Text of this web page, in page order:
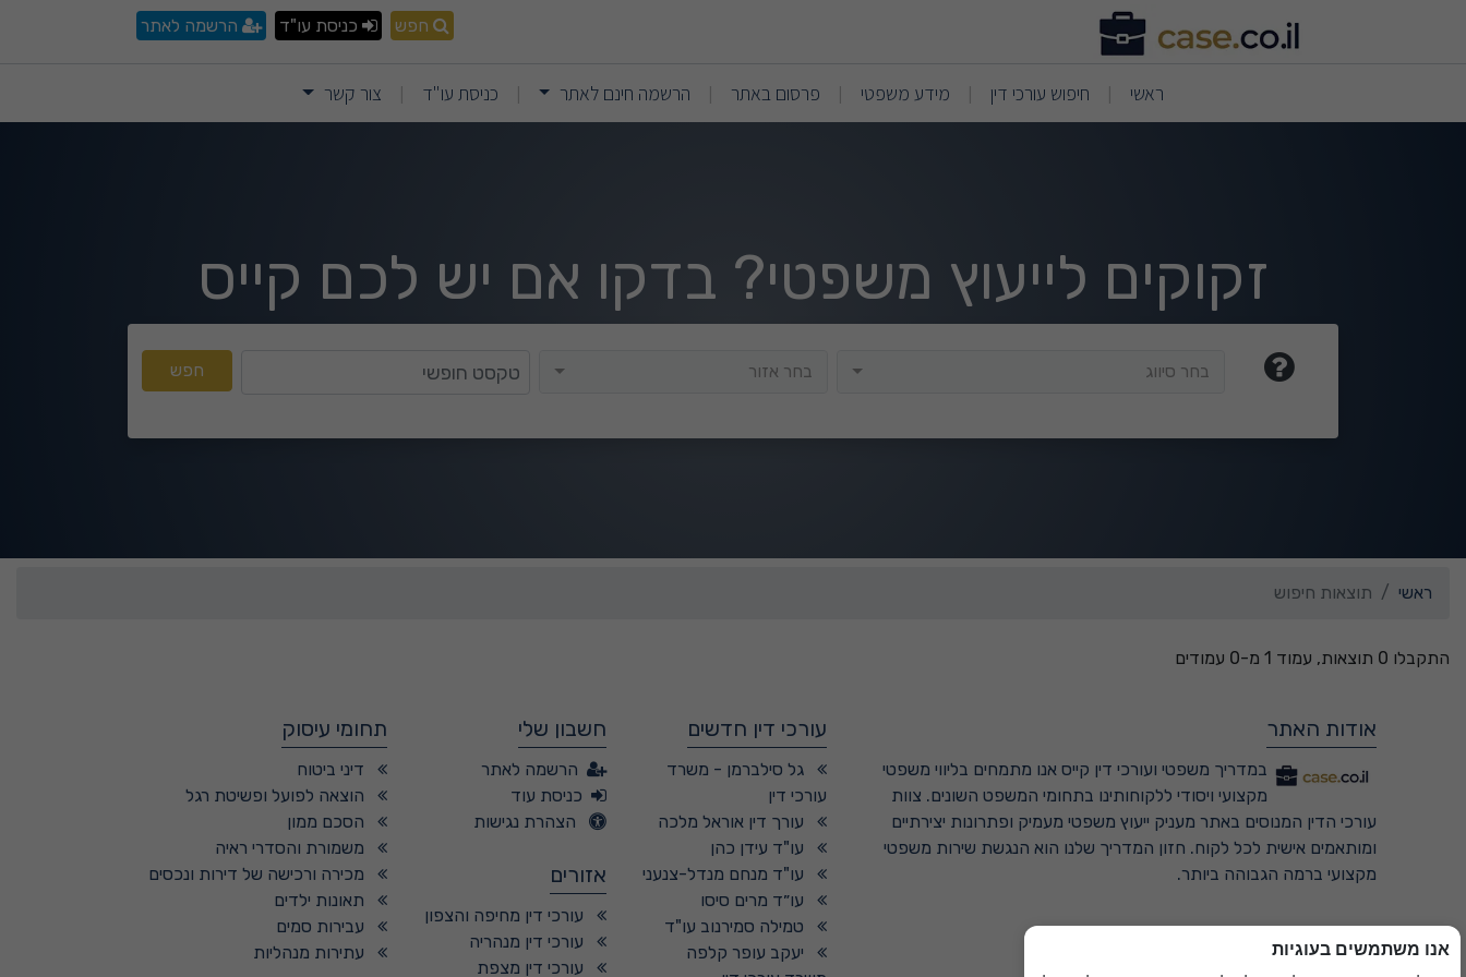
תוצאות חיפוש חפש כניסת עו"ד הרשמה לאתר
ראשי | חיפוש עורכי דין | מידע משפטי | פרסום באתר | הרשמה חינם לאתר | כניסת עו"ד | צור קשר
זקוקים לייעוץ משפטי? בדקו אם יש לכם קייס
בחר סיווג בחר אזור חפש
ראשי תוצאות חיפוש
התקבלו 0 תוצאות, עמוד 1 מ-0 עמודים
אודות האתר
במדריך משפטי ועורכי דין קייס אנו מתמחים בליווי משפטי
מקצועי ויסודי ללקוחותינו בתחומי המשפט השונים. צוות
עורכי הדין המנוסים באתר מעניק ייעוץ משפטי מעמיק ופתרונות יצירתיים
ומותאמים אישית לכל לקוח. חזון המדריך שלנו הוא הנגשת שירות משפטי
מקצועי ברמה הגבוהה ביותר.
למדריך המשפטי המקיף ←
עורכי דין חדשים
גל סילברמן - משרד
עורכי דין
עורך דין אוראל מלכה
עו"ד עידן כהן
עו"ד מנחם מנדל-צנעני
עו״ד מרים סיסו
טמילה סמירנוב עו"ד
יעקב עופר קלפה
חשבון שלי
הרשמה לאתר
כניסת עוד
הצהרת נגישות
אזורים
עורכי דין מחיפה והצפון
עורכי דין מנהריה
עורכי דין מצפת
תחומי עיסוק
דיני ביטוח
הוצאה לפועל ופשיטת רגל
הסכם ממון
משמורת והסדרי ראיה
מכירה ורכישה של דירות ונכסים
תאונות ילדים
עבירות סמים
עתירות מנהליות
אנו משתמשים בעוגיות